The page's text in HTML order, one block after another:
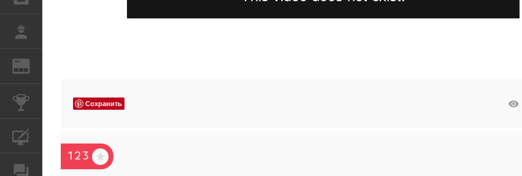
REN
КОНКУРСЫ
ФОРУМ
Сохранить
123